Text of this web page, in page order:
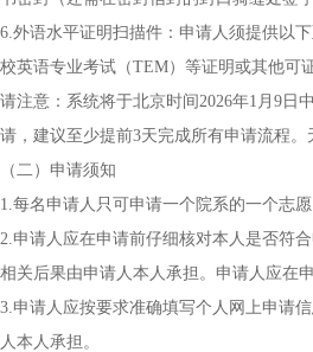
6.外语水平证明扫描件：申请人须提供以
校英语专业考试（TEM）等证明或其他可
请注意：系统将于北京时间2026年1月9日
请，建议至少提前3天完成所有申请流程
（二）申请须知
1.每名申请人只可申请一个院系的一个志愿
2.申请人应在申请前仔细核对本人是否符
相关后果由申请人本人承担。申请人应在
3.申请人应按要求准确填写个人网上申请
人本人承担。